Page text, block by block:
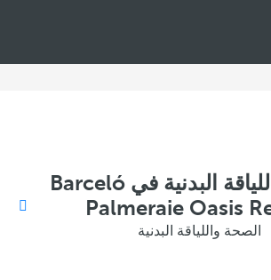
العافية واللياقة البدنية في Barceló
Palmeraie Oasis
الصحة واللياقة البدنية